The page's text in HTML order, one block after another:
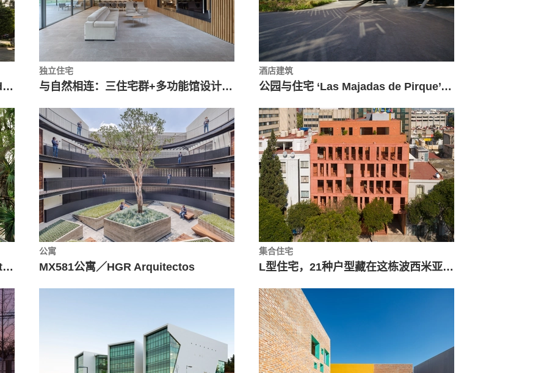
DPS公寓，没有“背面”的公寓 / Estudio MMX + Olga Romano
独立住宅
与自然相连：三住宅群+多功能馆设计 / longo+roldán
酒店建筑
公园与住宅 ‘Las Majadas de Pirque’ / Lyon Bosch Arquitectos
塞尔瓦多罗丹博物馆 / Brasil Arquitetura
公寓
MX581公寓／HGR Arquitectos
集合住宅
L型住宅，21种户型藏在这栋波西米亚风大楼中 / CPDA Arquitectos